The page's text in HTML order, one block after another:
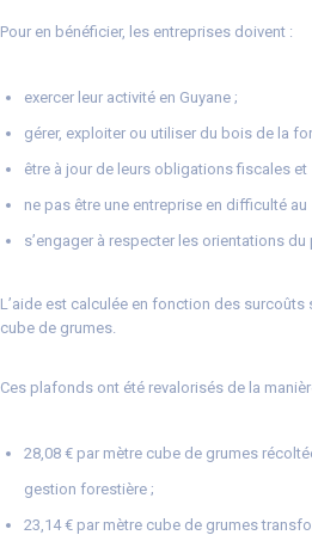
Pour en bénéficier, les entreprises doivent :
exercer leur activité en Guyane ;
gérer, exploiter ou utiliser du bois de la
être à jour de leurs obligations fiscales
ne pas être une entreprise en difficulté
s’engager à respecter les orientations
L’aide est calculée en fonction des
cube de grumes.
Ces plafonds ont été revalorisés de la
28,08 € par mètre cube de grumes
gestion forestière ;
23,14 € par mètre cube de grumes